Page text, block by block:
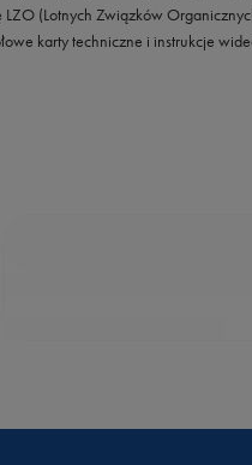
LZO (Lotnych Związków
karty techniczne i instrukcje